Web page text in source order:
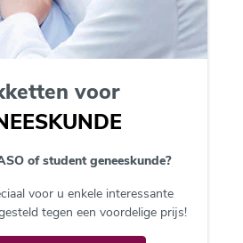
voor
of student geneeskunde?
voor u enkele interessante
tegen een voordelige prijs!